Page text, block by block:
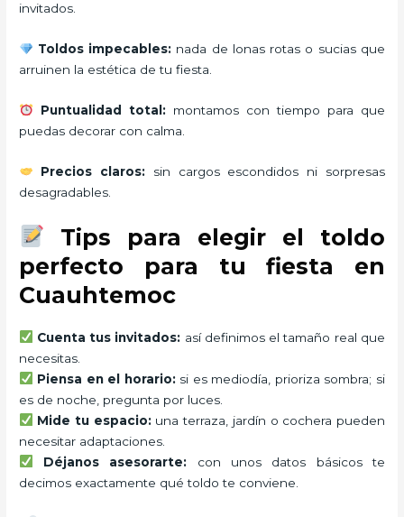
invitados.
Toldos impecables: nada de lonas rotas o sucias que
arruinen la estética de tu fiesta.
Puntualidad total:montamos con tiempo para que
puedas decorar con calma.
Precios claros: sin cargos escondidos ni sorpresas
desagradables.
Tips para elegir el toldo
perfecto para tu fiesta en
Cuauhtemoc
Cuenta tus invitados: así definimos el tamaño real que
necesitas.
Piensa en el horario:si es mediodía, prioriza sombra; si
es de noche, pregunta por luces.
Mide tu espacio:una terraza, jardín o cochera pueden
necesitar adaptaciones.
Déjanos asesorarte: con unos datos básicos te
decimos exactamente qué toldo te conviene.